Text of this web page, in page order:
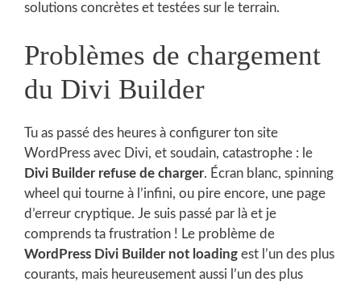
solutions concrètes et testées sur le terrain.
Problèmes de chargement
du Divi Builder
Tu as passé des heures à configurer ton site
WordPress avec Divi, et soudain, catastrophe : le
Divi Builder refuse de charger. Écran blanc, spinning
wheel qui tourne à l’infini, ou pire encore, une page
d’erreur cryptique. Je suis passé par là et je
comprends ta frustration ! Le problème de
WordPress Divi Builder not loading est l’un des plus
courants, mais heureusement aussi l’un des plus